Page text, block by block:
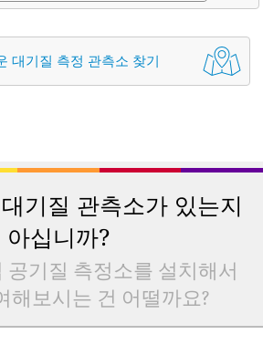
대기질 측정 관측소 찾기
기질 관측소가 있는지
아십니까?
공기질 측정소를 설치해서
해보시는 건 어떨까요?